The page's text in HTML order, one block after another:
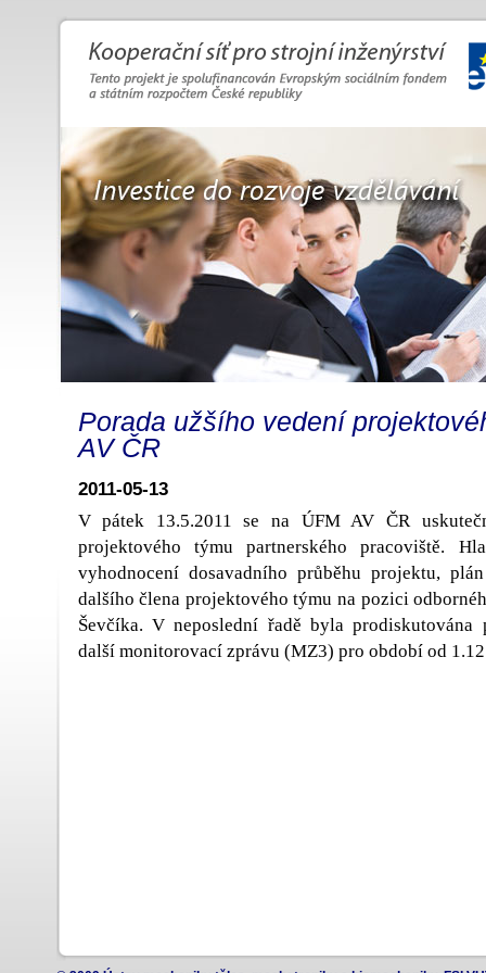
Porada užšího vedení
AV ČR
2011-05-13
V pátek 13.5.2011 se na ÚFM AV ČR
projektového týmu partnerského pracoviště.
vyhodnocení dosavadního průběhu projektu,
dalšího člena projektového týmu na pozici
Ševčíka. V neposlední řadě byla prodiskutována
další monitorovací zprávu (MZ3) pro období od